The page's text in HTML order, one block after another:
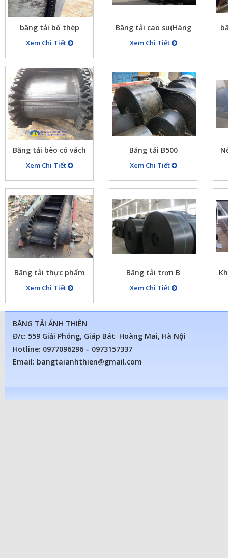
băng tải bố thép
Xem Chi Tiết
Băng tải cao su(Hàng
về)
Xem Chi Tiết
Băng tải bèo có vách
ngăn
Xem Chi Tiết
Băng tải B500
Xem Chi Tiết
Băng tải thực phẩm
Xem Chi Tiết
Băng tải trơn B
1000x5x10
Xem Chi Tiết
BĂNG TẢI ÁNH THIÊN
Đ/c: 559 Giải Phóng, Giáp Bát Hoàng Mai, Hà Nội
Hotline: 0977096296 – 0973157337
Email: bangtaianhthien@gmail.com